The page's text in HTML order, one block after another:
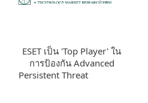
ESET เป็น 'Top Player' ใน
การป้องกัน Advanced
Persistent Threat